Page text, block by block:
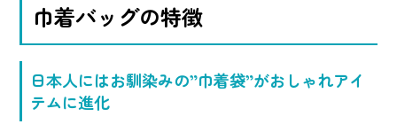
巾着バッグの特徴
日本人にはお馴染みの”巾着袋”がおしゃれアイ
テムに進化